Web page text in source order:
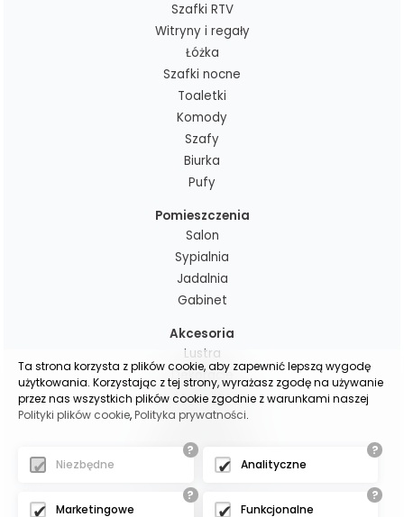
Szafki RTV
Witryny i regały
Łóżka
Szafki nocne
Toaletki
Komody
Szafy
Biurka
Pufy
Pomieszczenia
Salon
Sypialnia
Jadalnia
Gabinet
Akcesoria
Lustra
Dekoracje
Poduchy i pledy
Lampy
Zasłony gotowe
Zasłony na wymiar
(c)2025 -
Ta strona korzysta z plików cookie, aby zapewnić lepszą wygodę
użytkowania. Korzystając z tej strony, wyrażasz zgodę na używanie
przez nas wszystkich plików cookie zgodnie z warunkami naszej
Polityki plików cookie,Polityka prywatności.
?
Niezbędne
?
Analityczne
?
Marketingowe
?
Funkcjonalne